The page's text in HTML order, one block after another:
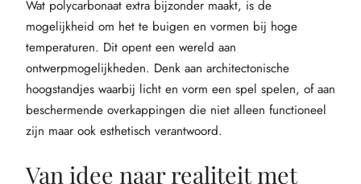
Wat polycarbonaat extra bijzonder maakt, is de
mogelijkheid om het te buigen en vormen bij hoge
temperaturen. Dit opent een wereld aan
ontwerpmogelijkheden. Denk aan architectonische
hoogstandjes waarbij licht en vorm een spel spelen, of aan
beschermende overkappingen die niet alleen functioneel
zijn maar ook esthetisch verantwoord.
Van idee naar realiteit met